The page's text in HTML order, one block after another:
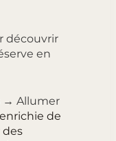
découvrir
en
→ Allumer
de
des